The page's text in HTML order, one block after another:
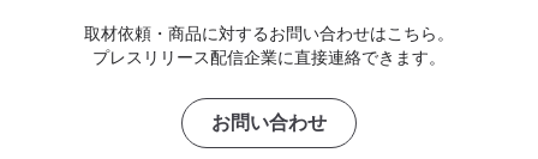
取材依頼・商品に対するお問い合わせはこちら。
プレスリリース配信企業に直接連絡できます。
お問い合わせ